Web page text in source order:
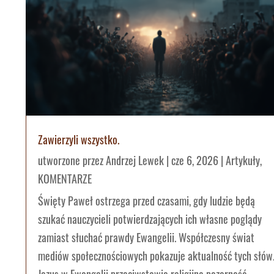
Zawierzyli wszystko.
utworzone przezAndrzej Lewek|cze 6, 2026|Artykuły,
KOMENTARZE
Święty Paweł ostrzega przed czasami, gdy ludzie będą
szukać nauczycieli potwierdzających ich własne poglądy
zamiast słuchać prawdy Ewangelii. Współczesny świat
mediów społecznościowych pokazuje aktualność tych słów.